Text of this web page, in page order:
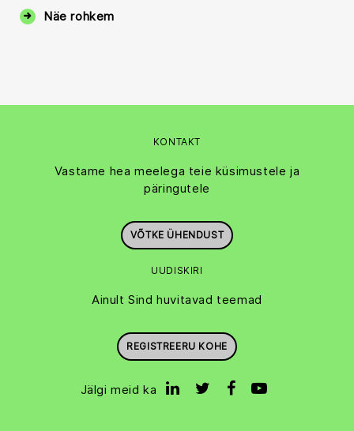
Näe rohkem
KONTAKT
Vastame hea meelega teie küsimustele ja
päringutele
VÕTKE ÜHENDUST
UUDISKIRI
Ainult Sind huvitavad teemad
REGISTREERU KOHE
Jälgi meid ka